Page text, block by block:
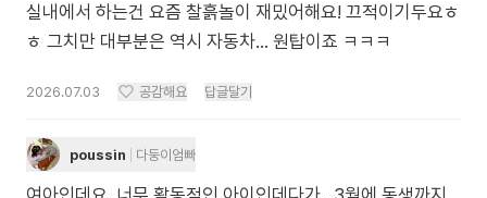
실내에서 하는건 요즘 찰흙놀이 재밌어해요! 끄적이기두요ㅎ
ㅎ 그치만 대부분은 역시 자동차... 원탑이죠 ㅋㅋㅋ
2026.07.03 공감해요 답글달기
poussin 다둥이엄빠